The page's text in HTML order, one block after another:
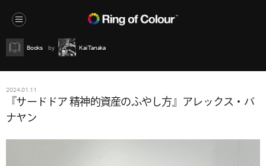
Books Kai Tanaka
2024.01.11
『サードドア 精神的資産のふやし方』アレックス・バ
ナヤン